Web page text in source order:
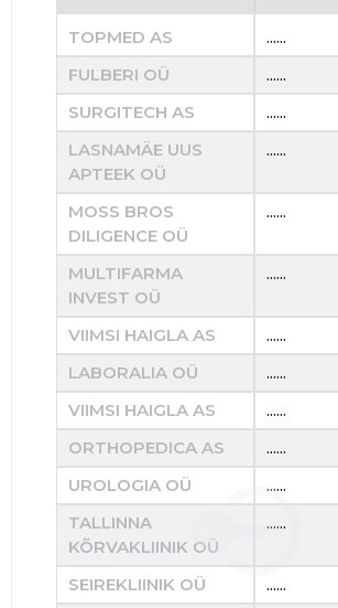
TOPMED AS ......
FULBERI OÜ
......
SURGITECH AS
......
LASNAMÄE UUS
APTEEK OÜ
......
MOSS BROS
DILIGENCE OÜ
......
MULTIFARMA
INVEST OÜ
......
VIIMSI HAIGLA AS ......
LABORALIA OÜ
......
VIIMSI HAIGLA AS
......
ORTHOPEDICA AS
......
UROLOGIA OÜ
......
TALLINNA
KÕRVAKLIINIK OÜ
......
SEIREKLIINIK OÜ ......